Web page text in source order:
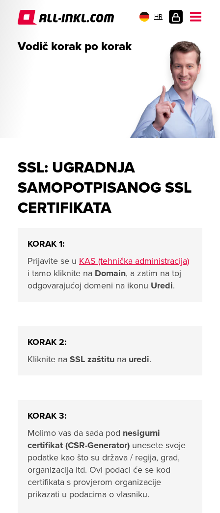
HR
Vodič korak po korak
SSL: UGRADNJA
SAMOPOTPISANOG SSL
CERTIFIKATA
KORAK 1:
Prijavite se u KAS (tehnička administracija)
i tamo kliknite na Domain, a zatim na toj
odgovarajućoj domeni na ikonu Uredi.
KORAK 2:
Kliknite na SSL zaštitu na uredi.
KORAK 3:
Molimo vas da sada pod nesigurni
certifikat (CSR-Generator) unesete svoje
podatke kao što su država / regija, grad,
organizacija itd. Ovi podaci će se kod
certifikata s provjerom organizacije
prikazati u podacima o vlasniku.